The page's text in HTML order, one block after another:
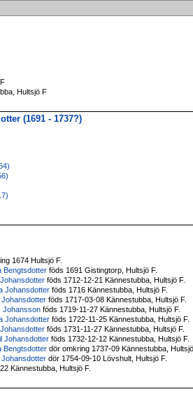
Hultsjö F
(1691 - 1737?)
1674 Hultsjö F.
Bengtsdotter föds 1691 Gistingtorp, Hultsjö F.
föds 1712-12-21 Kännestubba, Hultsjö F.
Johansdotter föds 1716 Kännestubba, Hultsjö F.
Johansdotter föds 1717-03-08 Kännestubba, Hultsjö F.
Johansson föds 1719-11-27 Kännestubba, Hultsjö F.
Johansdotter föds 1722-11-25 Kännestubba, Hultsjö F.
föds 1731-11-27 Kännestubba, Hultsjö F.
Johansdotter föds 1732-12-12 Kännestubba, Hultsjö F.
Bengtsdotter dör omkring 1737-09 Kännestubba,
Johansdotter dör 1754-09-10 Lövshult, Hultsjö F.
Kännestubba, Hultsjö F.